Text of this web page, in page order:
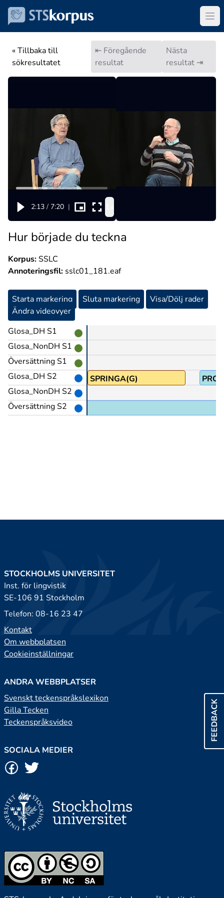
« Tillbaka till
sökresultatet
⇤ Föregående
resultat
Nästa
resultat ⇥
2:13 / 7:20 |
Hur började du teckna
Korpus:SSLC
Annoteringsfil: sslc01_181.eaf
Starta markering Sluta markering
Visa/Dölj rader
Ändra videovyer
Glosa_DH S1
Glosa_NonDH S1
Översättning S1
Glosa_DH S2
Glosa_NonDH S2
Översättning S2
SEDAN(J) SPRINGA(G) PRO1
FEEDBACK
STOCKHOLMS UNIVERSITET
Inst. för lingvistik
SE-106 91 Stockholm
Telefon: 08-16 23 47
Kontakt
Om webbplatsen
Cookieinställningar
ANDRA WEBBPLATSER
Svenskt teckenspråkslexikon
Gilla Tecken
Teckenspråksvideo
SOCIALA MEDIER